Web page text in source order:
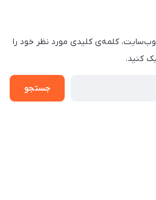
کلمه‌ی کلیدی مورد نظر خود را
کنید.
جستجو